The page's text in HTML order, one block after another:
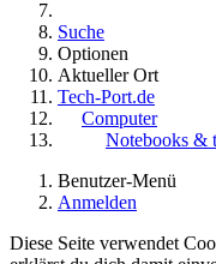
Suche
Optionen
Aktueller Ort
Tech-Port.de
Computer
Notebooks &
Benutzer-Menü
Anmelden
Diese Seite verwendet